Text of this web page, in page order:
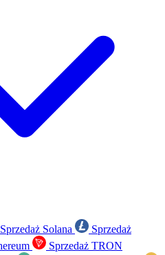
Sprzedaż Solana
Sprzedaż
Sprzedaż TRON